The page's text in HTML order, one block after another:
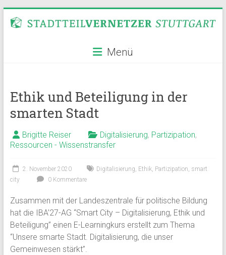
Inhalt
Stadtteilvernetzer
Menü
Ethik und Beteiligung in der
smarten Stadt
Brigitte Reiser Digitalisierung, Partizipation,
Ressourcen - Wissenstransfer
2. November 2020 Digitalisierung, Ethik, Partizipation, smart
city
0 Kommentare
Zusammen mit der Landeszentrale für politische Bildung
hat die IBA’27-AG “Smart City – Digitalisierung, Ethik und
Beteiligung” einen E-Learningkurs erstellt zum Thema
“Unsere smarte Stadt. Digitalisierung, die unser
Gemeinwesen stärkt”.